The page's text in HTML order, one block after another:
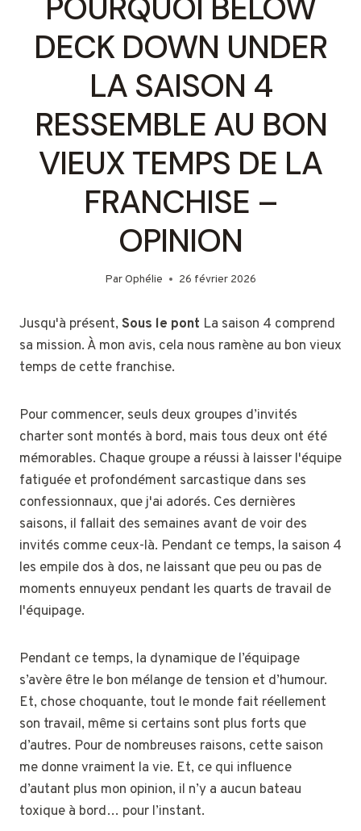
DECK DOWN UNDER
LA SAISON 4
RESSEMBLE AU BON
VIEUX TEMPS DE LA
FRANCHISE –
OPINION
ParOphélie 26 février 2026
Jusqu'à présent, Sous le pont La saison 4 comprend
sa mission. À mon avis, cela nous ramène au bon vieux
temps de cette franchise.
Pour commencer, seuls deux groupes d’invités
charter sont montés à bord, mais tous deux ont été
mémorables. Chaque groupe a réussi à laisser l'équipe
fatiguée et profondément sarcastique dans ses
confessionnaux, que j'ai adorés. Ces dernières
saisons, il fallait des semaines avant de voir des
invités comme ceux-là. Pendant ce temps, la saison 4
les empile dos à dos, ne laissant que peu ou pas de
moments ennuyeux pendant les quarts de travail de
l'équipage.
Pendant ce temps, la dynamique de l’équipage
s’avère être le bon mélange de tension et d’humour.
Et, chose choquante, tout le monde fait réellement
son travail, même si certains sont plus forts que
d’autres. Pour de nombreuses raisons, cette saison
me donne vraiment la vie. Et, ce qui influence
d’autant plus mon opinion, il n’y a aucun bateau
toxique à bord… pour l’instant.